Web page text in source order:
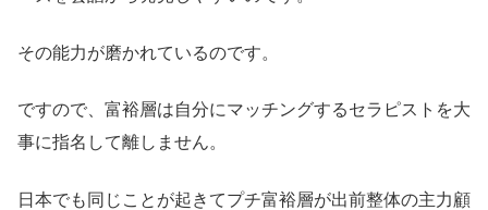
その能力が磨かれているのです。
ですので、富裕層は自分にマッチングするセラピストを大
事に指名して離しません。
日本でも同じことが起きてプチ富裕層が出前整体の主力顧